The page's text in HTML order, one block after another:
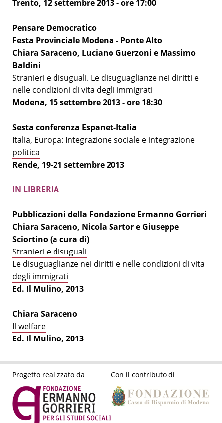
Trento, 12 settembre 2013 - ore 17:00
Pensare Democratico
Festa Provinciale Modena - Ponte Alto
Chiara Saraceno, Luciano Guerzoni e Massimo
Baldini
Stranieri e disuguali. Le disuguaglianze nei diritti e
nelle condizioni di vita degli immigrati
Modena, 15 settembre 2013 - ore 18:30
Sesta conferenza Espanet-Italia
Italia, Europa: Integrazione sociale e integrazione
politica
Rende, 19-21 settembre 2013
IN LIBRERIA
Pubblicazioni della Fondazione Ermanno Gorrieri
Chiara Saraceno, Nicola Sartor e Giuseppe
Sciortino (a cura di)
Stranieri e disuguali
Le disuguaglianze nei diritti e nelle condizioni di vita
degli immigrati
Ed. Il Mulino, 2013
Chiara Saraceno
Il welfare
Ed. Il Mulino, 2013
Progetto realizzato da Con il contributo di